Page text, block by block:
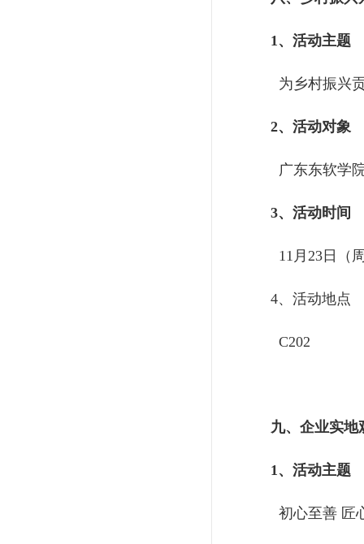
1、活动主题
为乡村振兴
2、活动对象
广东东软学
3、活动时间
11月23日（
4、活动地点
C202
九、企业实地
1、活动主题
初心至善 匠